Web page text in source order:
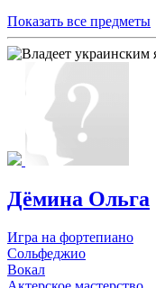
Показать все предметы
Дёмина Ольга
Игра на фортепиано
Сольфеджио
Вокал